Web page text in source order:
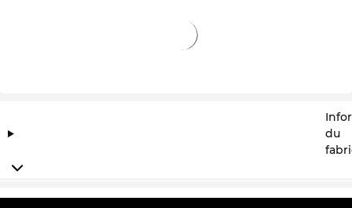
d'autres magasins en ligne, est en nous « toute la
journée, tous les jours » sale.
du